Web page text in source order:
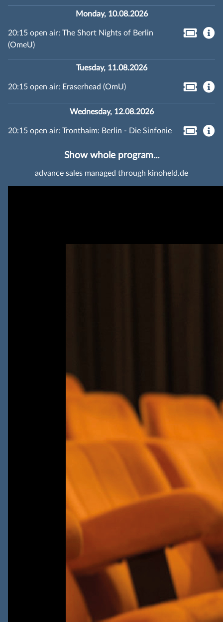
Monday, 10.08.2026
20:15 open air: The Short Nights of Berlin
(OmeU)
Tuesday, 11.08.2026
20:15 open air: Eraserhead (OmU)
Wednesday, 12.08.2026
20:15 open air: Tronthaim: Berlin - Die Sinfonie
Show whole program...
advance sales managed through kinoheld.de